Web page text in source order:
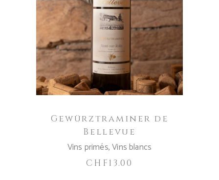
AJOUTER AU PANIER
Gewürztraminer de
Bellevue
Vins primés,Vins blancs
CHF13.00